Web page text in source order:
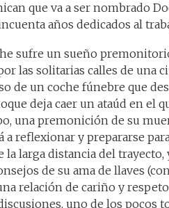
que va a ser nombrado
años dedicados al
sufre un sueño
las solitarias calles de una
de un coche fúnebre que
deja caer un ataúd en el
una premonición de su
a reflexionar y prepararse
la larga distancia del trayecto,
de su ama de llaves
relación de cariño y
uno de los pocos